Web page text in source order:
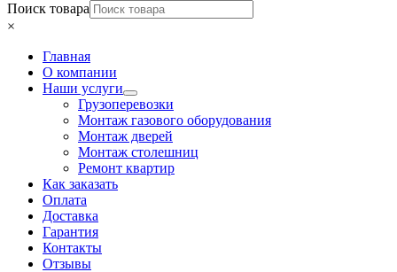
Поиск товара
×
Главная
О компании
Наши услуги
Грузоперевозки
Монтаж газового оборудования
Монтаж дверей
Монтаж столешниц
Ремонт квартир
Как заказать
Оплата
Доставка
Гарантия
Контакты
Отзывы